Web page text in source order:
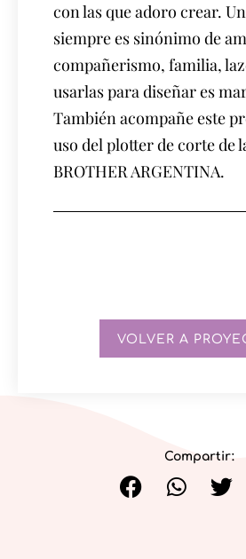
con las que adoro crear.
siempre es sinónimo de
compañerismo, familia,
usarlas para diseñar es
También acompañe este
uso del plotter de corte de
BROTHER ARGENTINA.
VOLVER A
Compartir: